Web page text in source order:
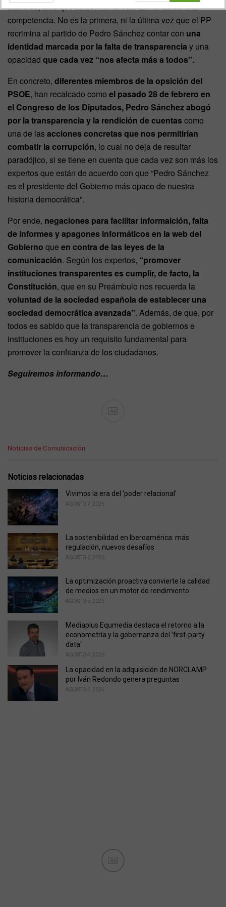
Moncloa, sino que actualmente está alimentando a la
competencia. No es la primera, ni la última vez que el PP
recrimina al partido de Pedro Sánchez contar con una
identidad marcada por la falta de transparencia y una
opacidad que cada vez “nos afecta más a todos”.
En concreto, diferentes miembros de la opsición del
PSOE, han recalcado como el pasado 28 de febrero en
el Congreso de los Diputados, Pedro Sánchez abogó
por la transparencia y la rendición de cuentas como
una de lasacciones concretas que nos permitirían
combatir la corrupción, lo cual no deja de resultar
paradójico, si se tiene en cuenta que cada vez son más los
expertos que están de acuerdo con que “Pedro Sánchez
es el presidente del Gobierno más opaco de nuestra
historia democrática”.
Por ende, negaciones para facilitar informaición, falta
de informes y apagones informáticos en la web del
Gobierno que en contra de las leyes de la
comunicación. Según los expertos, “promover
instituciones transparentes es cumplir, de facto, la
Constitución, que en su Preámbulo nos recuerda la
voluntad de la sociedad española de establecer una
sociedad democrática avanzada”. Además, de que, por
todos es sabido que la transparencia de gobiernos e
instituciones es hoy un requisito fundamental para
promover la confiianza de los ciudadanos.
Seguiremos informando…
Ad
C
e
r
e
Noticias de Comunicación
Noticias relacionadas
Vivimos la era del 'poder relacional'
AGOSTO 7, 2026
La sostenibilidad en Iberoamérica: más
regulación, nuevos desafíos
AGOSTO 6, 2026
La optimización proactiva convierte la calidad
de medios en un motor de rendimiento
AGOSTO 5, 2026
Mediaplus Equmedia destaca el retorno a la
econometría y la gobernanza del 'first-party
data'
AGOSTO 4, 2026
La opacidad en la adquisición de NORCLAMP
por Iván Redondo genera preguntas
AGOSTO 4, 2026
Ad